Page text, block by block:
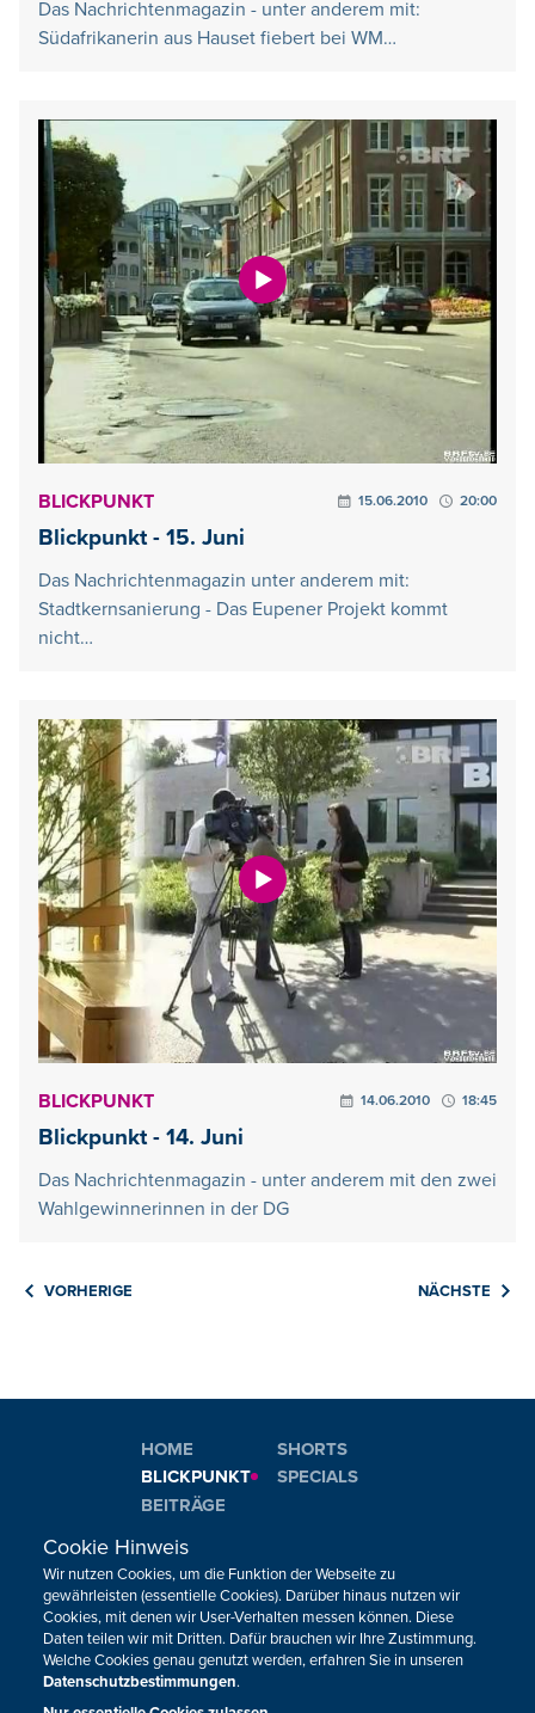
Das Nachrichtenmagazin - unter anderem mit:
Südafrikanerin aus Hauset fiebert bei WM…
BLICKPUNKT 15.06.2010 20:00
Blickpunkt - 15. Juni
Das Nachrichtenmagazin unter anderem mit:
Stadtkernsanierung - Das Eupener Projekt kommt
nicht…
BLICKPUNKT 14.06.2010 18:45
Blickpunkt - 14. Juni
Das Nachrichtenmagazin - unter anderem mit den zwei
Wahlgewinnerinnen in der DG
VORHERIGE NÄCHSTE
HOME
BLICKPUNKT
BEITRÄGE
SHORTS
SPECIALS
Neuigkeiten zum BRF als Newsletter
JETZT ANMELDEN
Cookie Hinweis
Wir nutzen Cookies, um die Funktion der Webseite zu
gewährleisten (essentielle Cookies). Darüber hinaus nutzen wir
Cookies, mit denen wir User-Verhalten messen können. Diese
Daten teilen wir mit Dritten. Dafür brauchen wir Ihre Zustimmung.
Welche Cookies genau genutzt werden, erfahren Sie in unseren
Datenschutzbestimmungen.